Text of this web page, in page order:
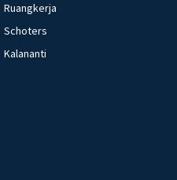
Ruangkerja
Schoters
Kalananti